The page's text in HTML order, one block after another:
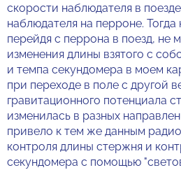
скорости наблюдателя в
наблюдателя на перроне. Тогда
перейдя с перрона в поезд, не
изменения длины взятого с
и темпа секундомера в моем
при переходе в поле с другой
гравитационного потенциала
изменилась в разных
привело к тем же данным
контроля длины стержня и
секундомера с помощью